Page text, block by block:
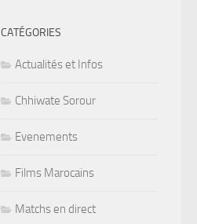
CATÉGORIES
Actualités et Infos
Chhiwate Sorour
Evenements
Films Marocains
Matchs en direct